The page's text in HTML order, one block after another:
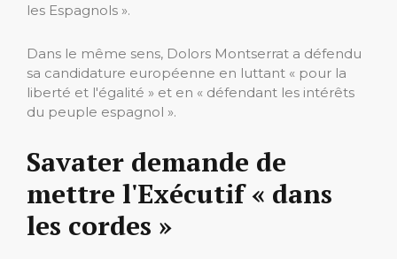
les Espagnols ».
Dans le même sens, Dolors Montserrat a défendu
sa candidature européenne en luttant « pour la
liberté et l'égalité » et en « défendant les intérêts
du peuple espagnol ».
Savater demande de
mettre l'Exécutif « dans
les cordes »